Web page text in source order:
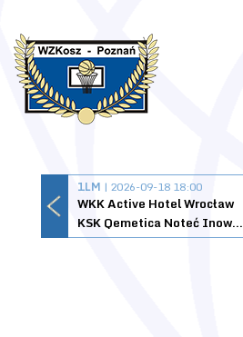
1LM | 2026-09-18 18:00
WKK Active Hotel Wrocław
KSK Qemetica Noteć Inowrocław